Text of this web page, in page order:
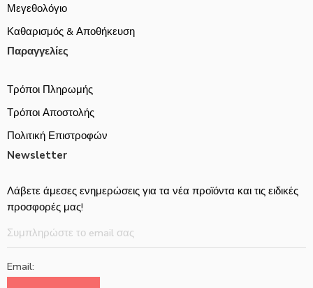
Μεγεθολόγιο
Καθαρισμός & Αποθήκευση
Παραγγελίες
Τρόποι Πληρωμής
Τρόποι Αποστολής
Πολιτική Επιστροφών
Newsletter
Λάβετε άμεσες ενημερώσεις για τα νέα προϊόντα και τις ειδικές
προσφορές μας!
Email: